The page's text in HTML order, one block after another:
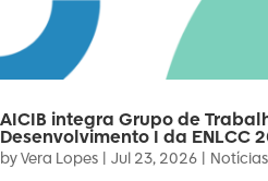
AICIB integra Grupo de
Desenvolvimento I da ENLCC
byVera Lopes Jul 23, 2026 Notícias